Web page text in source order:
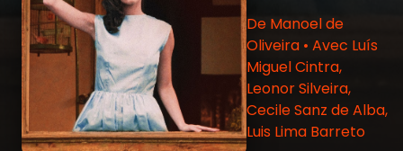
De Manoel de
Oliveira • Avec Luís
Miguel Cintra,
Leonor Silveira,
Cecile Sanz de Alba,
Luis Lima Barreto